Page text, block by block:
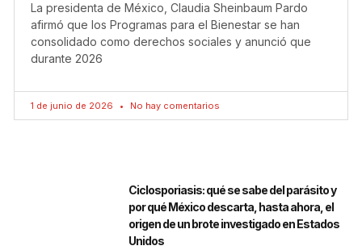
La presidenta de México, Claudia Sheinbaum Pardo
afirmó que los Programas para el Bienestar se han
consolidado como derechos sociales y anunció que
durante 2026
1 de junio de 2026 No hay comentarios
Ciclosporiasis: qué se sabe del parásito y
por qué México descarta, hasta ahora, el
origen de un brote investigado en Estados
Unidos